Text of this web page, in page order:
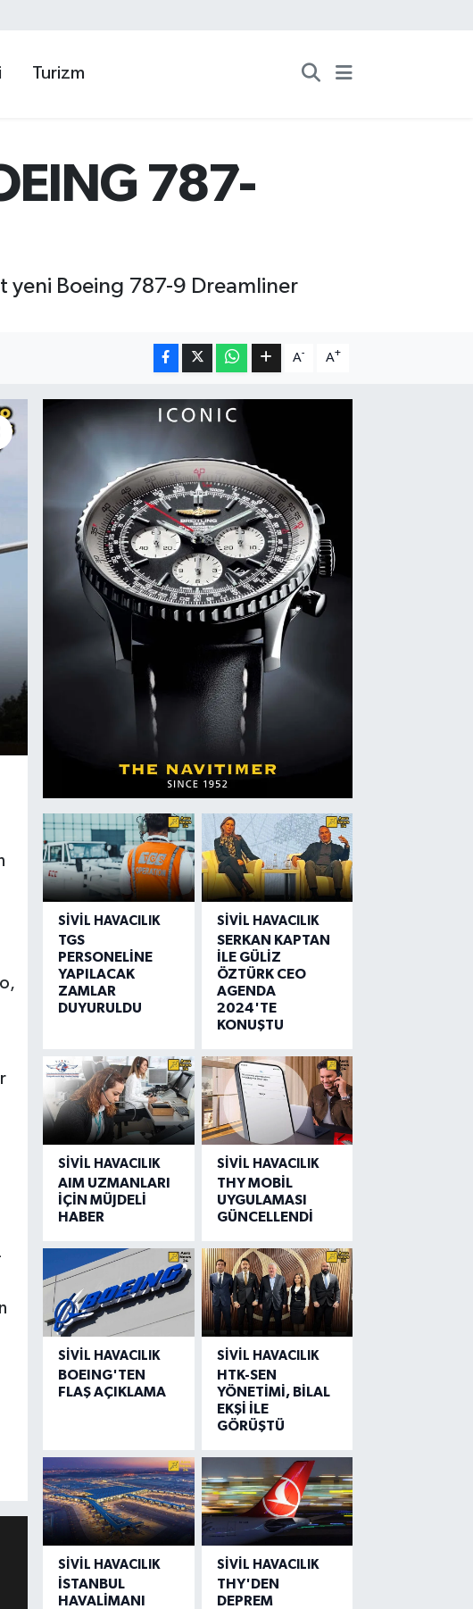
Turizm
787-
yeni Boeing 787-9 Dreamliner
A- A+
SIVIL HAVACILIK
TGS
PERSONELİNE
YAPILACAK
ZAMLAR
DUYURULDU
SIVIL HAVACILIK
SERKAN KAPTAN
İLE GÜLİZ
ÖZTÜRK CEO
AGENDA
2024'TE
KONUŞTU
SIVIL HAVACILIK
AIM UZMANLARI
İÇİN MÜJDELİ
HABER
SIVIL HAVACILIK
THY MOBİL
UYGULAMASI
GÜNCELLENDİ
SIVIL HAVACILIK
BOEING'TEN
FLAŞ AÇIKLAMA
SIVIL HAVACILIK
HTK-SEN
YÖNETİMİ, BİLAL
EKŞİ İLE
GÖRÜŞTÜ
SIVIL HAVACILIK
İSTANBUL
HAVALİMANI
SIVIL HAVACILIK
THY'DEN
DEPREM